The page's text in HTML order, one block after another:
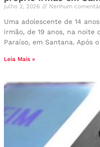
julho 2, 2026 Nenhum
Uma adolescente de 14
irmão, de 19 anos, na noite
Paraíso, em Santana. Após o
Leia Mais »